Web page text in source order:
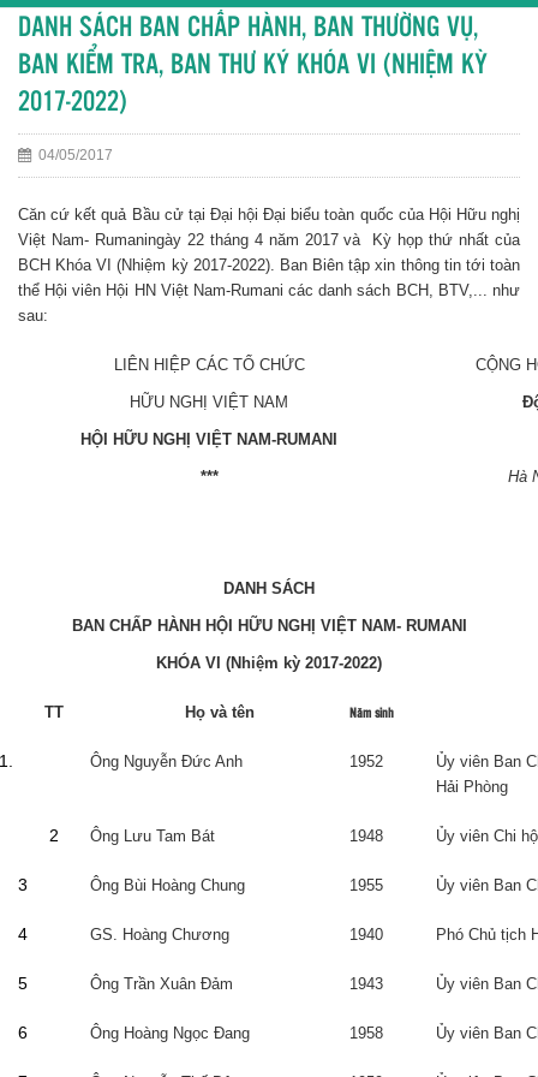
DANH SÁCH BAN CHẤP HÀNH, BAN THƯỜNG VỤ,
BAN KIỂM TRA, BAN THƯ KÝ KHÓA VI (NHIỆM KỲ
2017-2022)
04/05/2017
Căn cứ kết quả Bầu cử tại Đại hội Đại biểu toàn quốc của Hội Hữu nghị
Việt Nam- Rumaningày 22 tháng 4 năm 2017 và Kỳ họp thứ nhất của
BCH Khóa VI (Nhiệm kỳ 2017-2022). Ban Biên tập xin thông tin tới toàn
thể Hội viên Hội HN Việt Nam-Rumani các danh sách BCH, BTV,... như
sau:
LIÊN HIỆP CÁC TỔ CHỨC
HỮU NGHỊ VIỆT NAM
HỘI HỮU NGHỊ VIỆT NAM-RUMANI
***
CỘNG
Hà
DANH SÁCH
BAN CHẤP HÀNH HỘI HỮU NGHỊ VIỆT NAM- RUMANI
KHÓA VI (Nhiệm kỳ 2017-2022)
TT Họ và tên Năm sinh
Ông Nguyễn Đức Anh 1952
Ủy viên Ban
Hải Phòng
2 Ông Lưu Tam Bát 1948 Ủy viên Chi
3 Ông Bùi Hoàng Chung 1955 Ủy viên Ban
4 GS. Hoàng Chương 1940 Phó Chủ tịch
5 Ông Trần Xuân Đảm 1943 Ủy viên Ban
6 Ông Hoàng Ngọc Đang 1958 Ủy viên Ban